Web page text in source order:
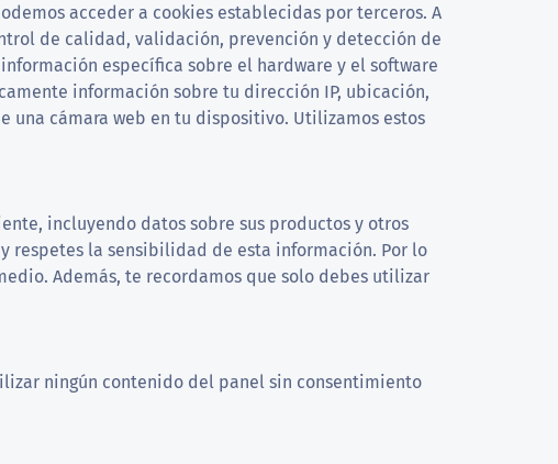
acceder a cookies establecidas por terceros. A
de calidad, validación, prevención y detección de
específica sobre el hardware y el software
información sobre tu dirección IP, ubicación,
una cámara web en tu dispositivo. Utilizamos estos
incluyendo datos sobre sus productos y otros
respetes la sensibilidad de esta información. Por lo
Además, te recordamos que solo debes utilizar
ningún contenido del panel sin consentimiento